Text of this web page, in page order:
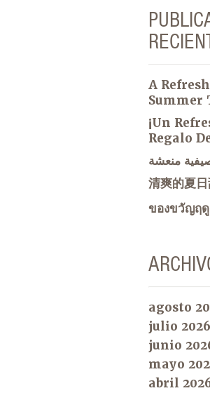
A
Summer
¡Un
Regalo
清爽的夏日
ของขวัญฤ
agosto
julio 2026
junio
mayo
abril